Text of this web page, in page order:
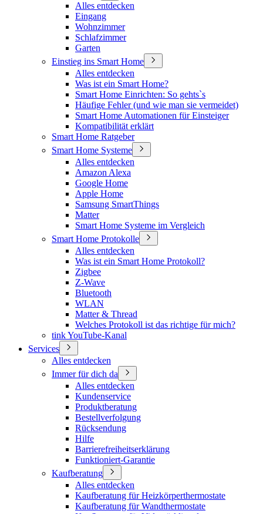
Alles entdecken
Eingang
Wohnzimmer
Schlafzimmer
Garten
Einstieg ins Smart Home
Alles entdecken
Was ist ein Smart Home?
Smart Home Einrichten: So gehts`s
Häufige Fehler (und wie man sie vermeidet)
Smart Home Automationen für Einsteiger
Kompatibilität erklärt
Smart Home Ratgeber
Smart Home Systeme
Alles entdecken
Amazon Alexa
Google Home
Apple Home
Samsung SmartThings
Matter
Smart Home Systeme im Vergleich
Smart Home Protokolle
Alles entdecken
Was ist ein Smart Home Protokoll?
Zigbee
Z-Wave
Bluetooth
WLAN
Matter & Thread
Welches Protokoll ist das richtige für mich?
tink YouTube-Kanal
Services
Alles entdecken
Immer für dich da
Alles entdecken
Kundenservice
Produktberatung
Bestellverfolgung
Rücksendung
Hilfe
Barrierefreiheitserklärung
Funktioniert-Garantie
Kaufberatung
Alles entdecken
Kaufberatung für Heizkörperthermostate
Kaufberatung für Wandthermostate